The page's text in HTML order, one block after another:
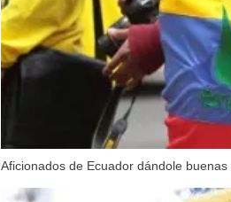
Aficionados de Ecuador dándole